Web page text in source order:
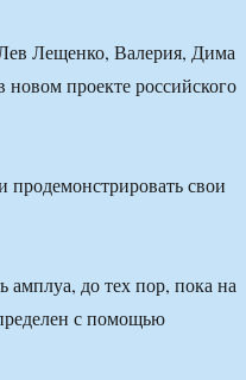
Лещенко, Валерия, Дима
проекте российского
свои
амплуа, до тех пор, пока на
с помощью